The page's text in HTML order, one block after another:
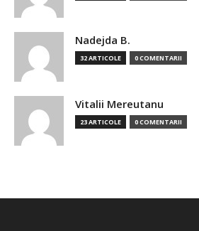
Nadejda B.
32 ARTICOLE 0 COMENTARII
Vitalii Mereutanu
23 ARTICOLE 0 COMENTARII